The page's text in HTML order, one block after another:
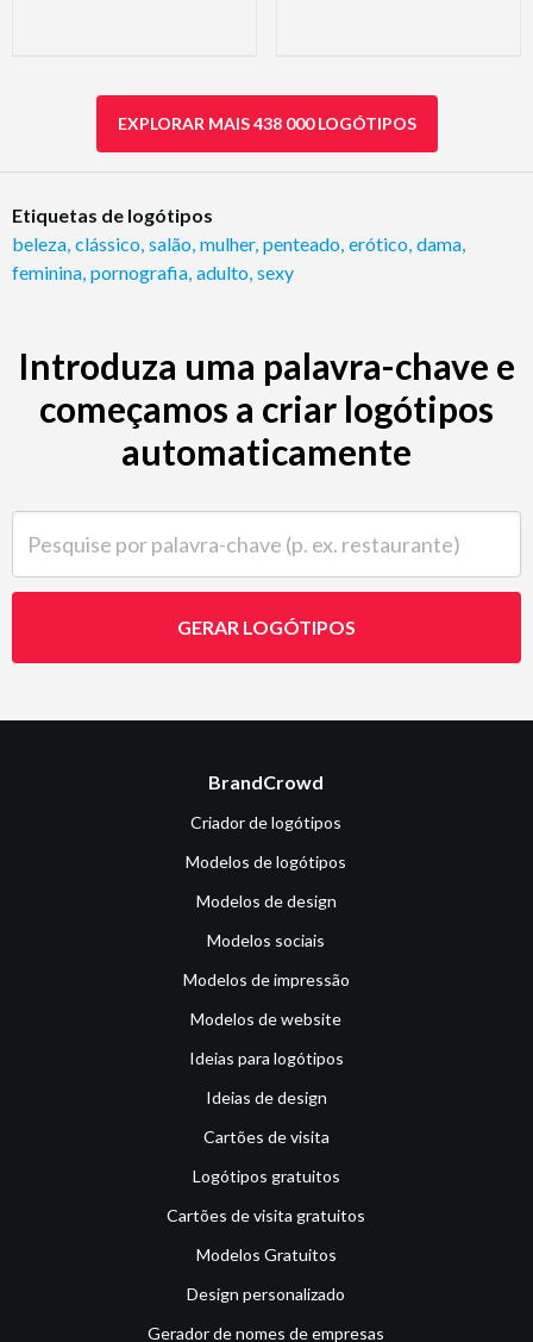
EXPLORAR MAIS 438 000 LOGÓTIPOS
Etiquetas de logótipos
beleza clássico salão mulher, penteado erótico dama
feminina pornografia adulto sexy
Introduza uma palavra-chave e
começamos a criar logótipos
automaticamente
GERAR LOGÓTIPOS
BrandCrowd
Criador de logótipos
Modelos de logótipos
Modelos de design
Modelos sociais
Modelos de impressão
Modelos de website
Ideias para logótipos
Ideias de design
Cartões de visita
Logótipos gratuitos
Cartões de visita gratuitos
Modelos Gratuitos
Design personalizado
Gerador de nomes de empresas